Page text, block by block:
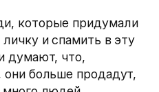
которые придумали
и спамить в эту
думают, что,
они больше продадут,